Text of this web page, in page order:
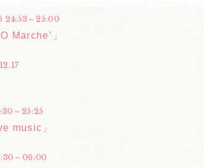
24:53～25:00
Marche’」
～25:25
music」
～06:00